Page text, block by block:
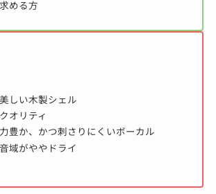
める方
しい木製シェル
オリティ
豊か、かつ刺さりにくいボーカル
域がややドライ